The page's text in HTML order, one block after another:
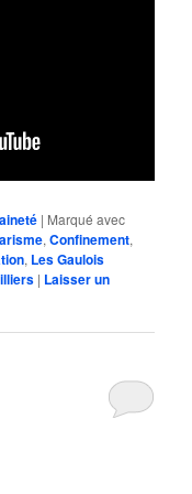
| Marqué avec
,Confinement,
, Les Gaulois
| Laisser un